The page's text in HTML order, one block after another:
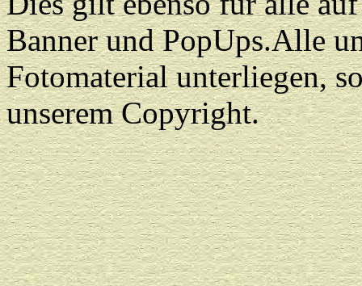
Banner und PopUps.Alle
Fotomaterial unterliegen,
unserem Copyright.